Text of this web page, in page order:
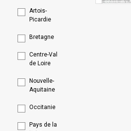
Artois-
Picardie
Bretagne
Centre-Val
de Loire
Nouvelle-
Aquitaine
Occitanie
Pays de la